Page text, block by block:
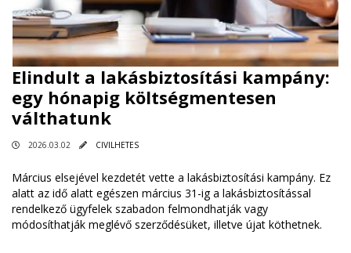
Elindult a lakásbiztosítási kampány:
egy hónapig költségmentesen
válthatunk
2026.03.02 CIVILHETES
Március elsejével kezdetét vette a lakásbiztosítási kampány. Ez
alatt az idő alatt egészen március 31-ig a lakásbiztosítással
rendelkező ügyfelek szabadon felmondhatják vagy
módosíthatják meglévő szerződésüket, illetve újat köthetnek.